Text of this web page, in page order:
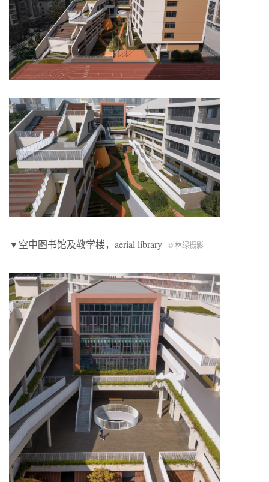
▼空中图书馆及教学楼，aerial library © 林绿摄影